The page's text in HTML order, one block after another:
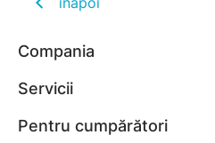
Compania
Servicii
Pentru cumpărători